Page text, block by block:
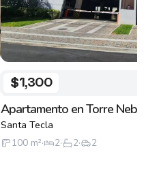
$1,300
Apartamento en Torre Nebel
Santa Tecla
100 m²· 2· 2· 2